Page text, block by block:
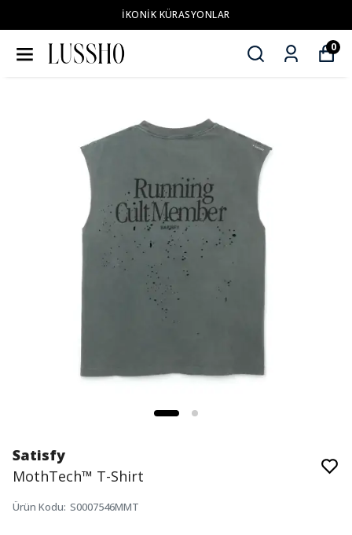
İKONİK KÜRASYONLAR
0
Satisfy
MothTech™ T-Shirt
Ürün Kodu: S0007546MMT